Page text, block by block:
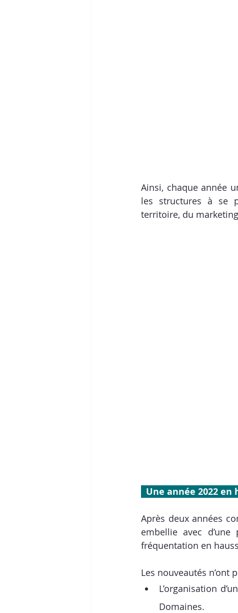
Ainsi, chaque année
les structures à se
territoire, du
Une année 2022 en
Après deux années
embellie avec
fréquentation en
Les nouveautés n’ont
L’organisation
Domaines.